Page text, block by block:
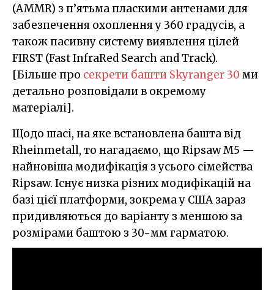
(AMMR) з п’ятьма пласкими антенами для
забезпечення охоплення у 360 градусів, а
також пасивну систему виявлення цілей
FIRST (Fast InfraRed Search and Track).
[Більше про секрети башти Skyranger 30 ми
детально розповідали в окремому
матеріалі].
Щодо шасі, на яке встановлена башта від
Rheinmetall, то нагадаємо, що Ripsaw M5 —
найновіша модифікація з усього сімейства
Ripsaw. Існує низка різних модифікацій на
базі цієї платформи, зокрема у США зараз
придивляються до варіанту з меншою за
розмірами баштою з 30-мм гарматою.